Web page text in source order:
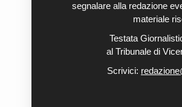
segnalare alla redazione
materiale
Testata
al Tribunale di
Scrivici: